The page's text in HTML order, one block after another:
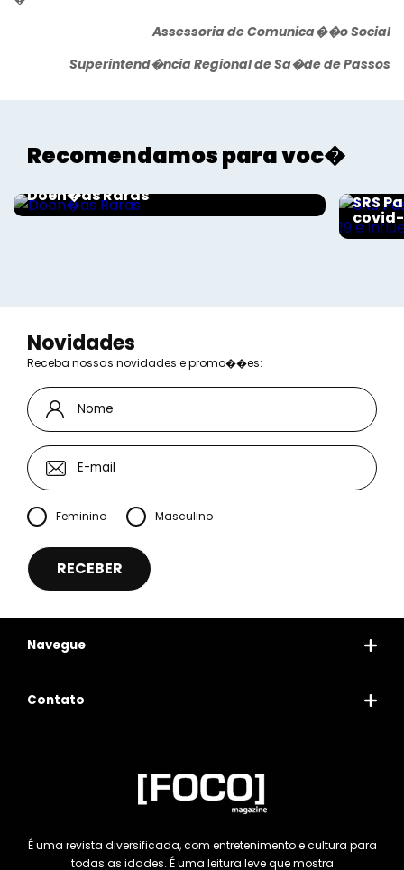
Assessoria de Comunica��o Social
Superintend�ncia Regional de Sa�de de Passos
Recomendamos para voc�
Saúde
Doen�as Raras SRS
covid-
Novidades
Receba nossas novidades e promo��es:
Feminino Masculino
Navegue
Contato
É uma revista diversificada, com entretenimento e cultura para
todas as idades. É uma leitura leve que mostra